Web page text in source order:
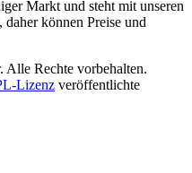
Markt und steht mit unseren
können Preise und
Rechte vorbehalten.
Lizenz veröffentlichte